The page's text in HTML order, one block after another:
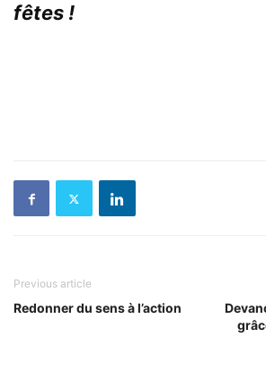
fêtes !
Previous article
Redonner du sens à l’action